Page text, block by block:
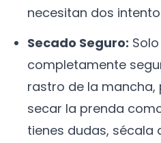
necesitan dos
Secado Seguro:
completamente
rastro de la
secar la prenda
tienes dudas, sécala